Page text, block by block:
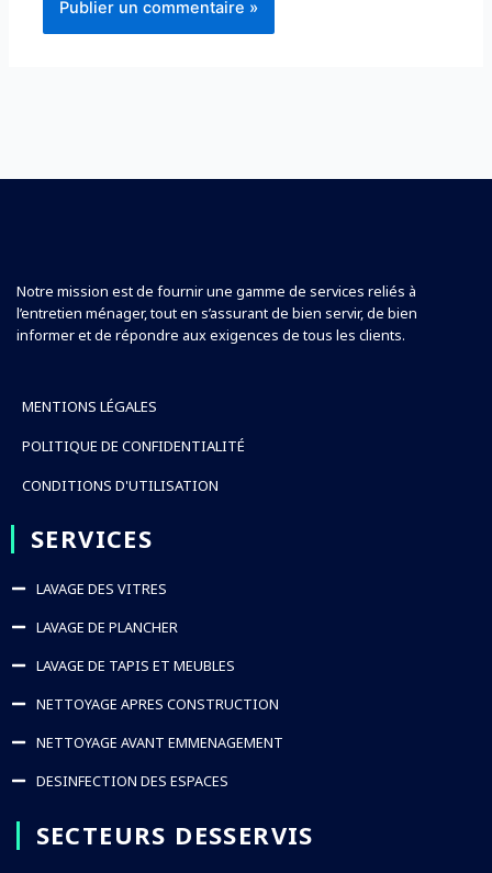
Notre mission est de fournir une gamme de services reliés à
l’entretien ménager, tout en s’assurant de bien servir, de bien
informer et de répondre aux exigences de tous les clients.
MENTIONS LÉGALES
POLITIQUE DE CONFIDENTIALITÉ
CONDITIONS D'UTILISATION
SERVICES
LAVAGE DES VITRES
LAVAGE DE PLANCHER
LAVAGE DE TAPIS ET MEUBLES
NETTOYAGE APRES CONSTRUCTION
NETTOYAGE AVANT EMMENAGEMENT
DESINFECTION DES ESPACES
SECTEURS DESSERVIS